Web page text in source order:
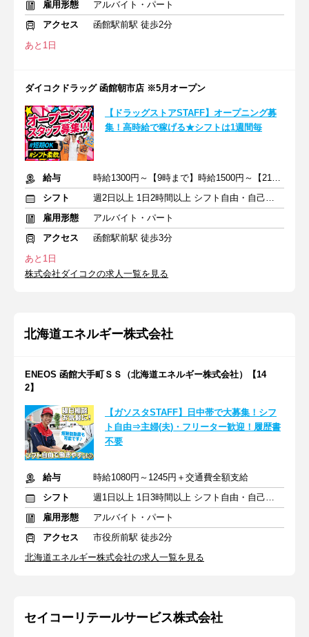
雇用形態
アルバイト・パート
アクセス
函館駅前駅 徒歩2分
あと1日
ダイコクドラッグ 函館朝市店 ※5月オープン
【ドラッグストアSTAFF】オープニング募
集！高時給で稼げる★シフトは1週間毎
給与
時給1300円～【9時まで】時給1500円～【21時以降】時給1500円～
シフト
週2日以上 1日2時間以上 シフト自由・自己申告
雇用形態
アルバイト・パート
アクセス
函館駅前駅 徒歩3分
あと1日
株式会社ダイコクの求人一覧を見る
北海道エネルギー株式会社
ENEOS 函館大手町ＳＳ（北海道エネルギー株式会社）【14
2】
【ガソスタSTAFF】日中帯で大募集！シフ
ト自由⇒主婦(夫)・フリーター歓迎！履歴書
不要
給与
時給1080円～1245円＋交通費全額支給
シフト
週1日以上 1日3時間以上 シフト自由・自己申告
雇用形態
アルバイト・パート
アクセス
市役所前駅 徒歩2分
北海道エネルギー株式会社の求人一覧を見る
セイコーリテールサービス株式会社